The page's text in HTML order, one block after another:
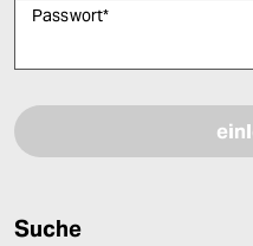
Passwort*
Suche